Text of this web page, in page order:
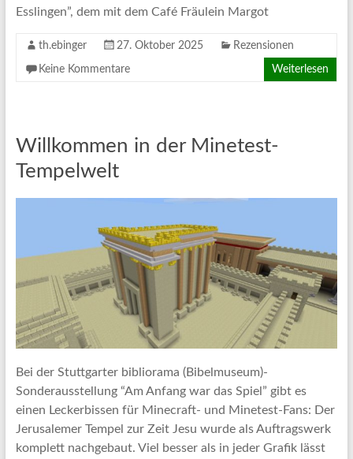
Esslingen”, dem mit dem Café Fräulein Margot
th.ebinger 27. Oktober 2025 Rezensionen
Keine Kommentare Weiterlesen
Willkommen in der Minetest-
Tempelwelt
Bei der Stuttgarter bibliorama (Bibelmuseum)-
Sonderausstellung “Am Anfang war das Spiel” gibt es
einen Leckerbissen für Minecraft- und Minetest-Fans: Der
Jerusalemer Tempel zur Zeit Jesu wurde als Auftragswerk
komplett nachgebaut. Viel besser als in jeder Grafik lässt